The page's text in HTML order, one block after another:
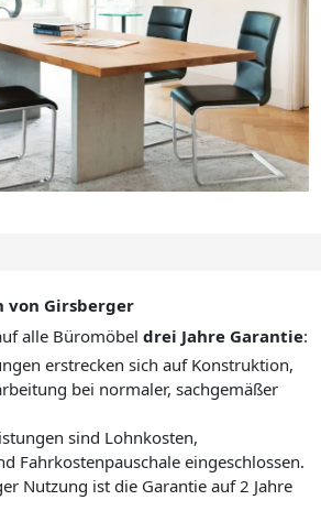
von Girsberger
alle Büromöbeldrei Jahre Garantie:
erstrecken sich auf Konstruktion,
bei normaler, sachgemäßer
sind Lohnkosten,
Fahrkostenpauschale eingeschlossen.
Nutzung ist die Garantie auf 2 Jahre